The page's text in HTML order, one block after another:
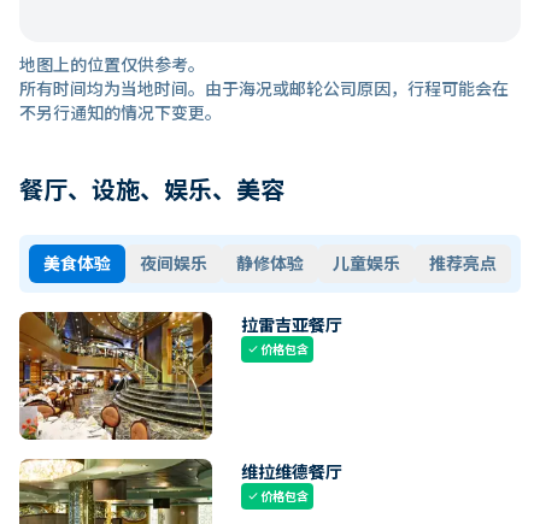
地图上的位置仅供参考。
所有时间均为当地时间。由于海况或邮轮公司原因，行程可能会在
不另行通知的情况下变更。
餐厅、设施、娱乐、美容
美食体验 夜间娱乐 静修体验 儿童娱乐 推荐亮点
拉雷吉亚餐厅
check价格包含
维拉维德餐厅
check价格包含